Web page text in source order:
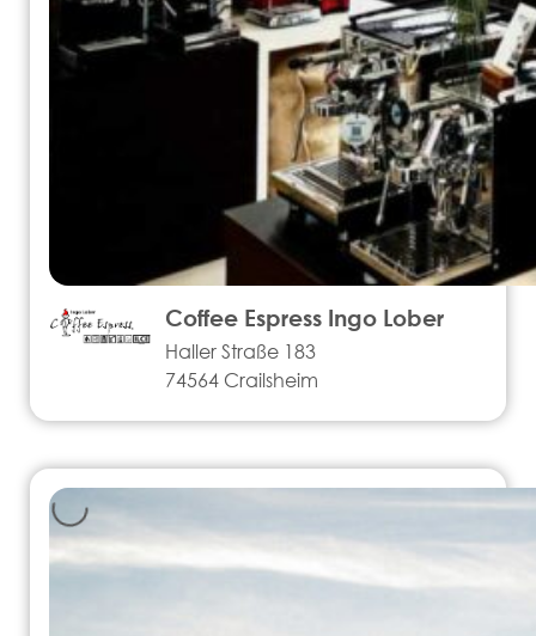
Coffee Espress Ingo Lober
Haller Straße 183
74564 Crailsheim